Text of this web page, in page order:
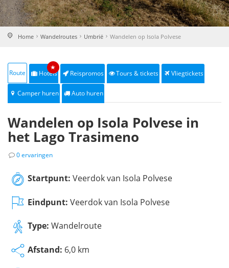
Home Wandelroutes Umbrië Wandelen op Isola Polvese
Route Hotels
★
Reispromos Tours & tickets Vliegtickets
Camper huren Auto huren
Wandelen op Isola Polvese in
het Lago Trasimeno
0 ervaringen
Startpunt: Veerdok van Isola Polvese
Eindpunt: Veerdok van Isola Polvese
Type: Wandelroute
Afstand: 6,0 km